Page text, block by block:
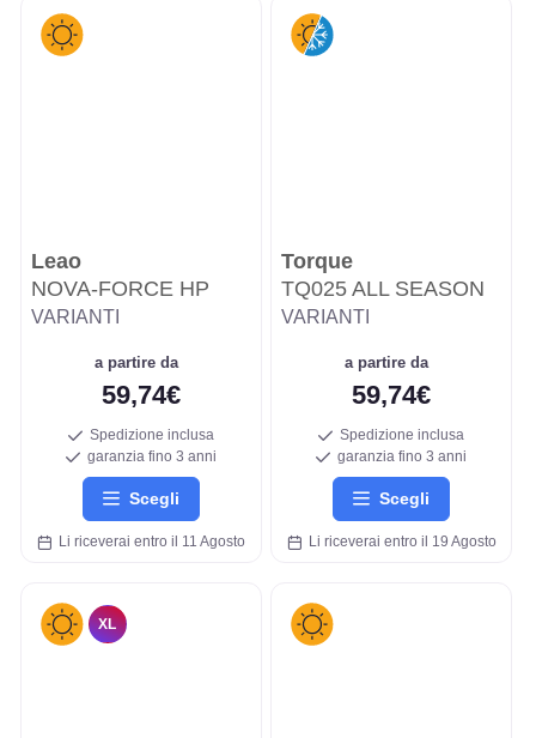
Leao
NOVA-FORCE HP
VARIANTI
a partire da
59,74€
Spedizione inclusa
garanzia fino 3 anni
Scegli
Li riceverai entro il 11 Agosto
Torque
TQ025 ALL SEASON
VARIANTI
a partire da
59,74€
Spedizione inclusa
garanzia fino 3 anni
Scegli
Li riceverai entro il 19 Agosto
XL